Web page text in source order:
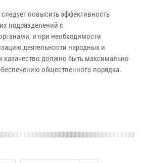
следует повысить эффективность
подразделений с
и при необходимости
деятельности народных и
казачество должно быть максимально
общественного порядка.